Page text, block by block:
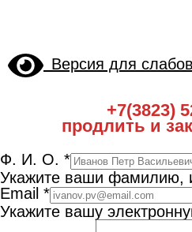
Версия для
+7(3823)
продлить и
Ф. И. О. *
Укажите ваши фамилию,
Email *
Укажите вашу